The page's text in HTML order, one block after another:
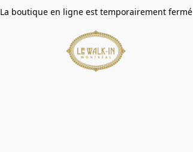
La boutique en ligne est temporairement fermé